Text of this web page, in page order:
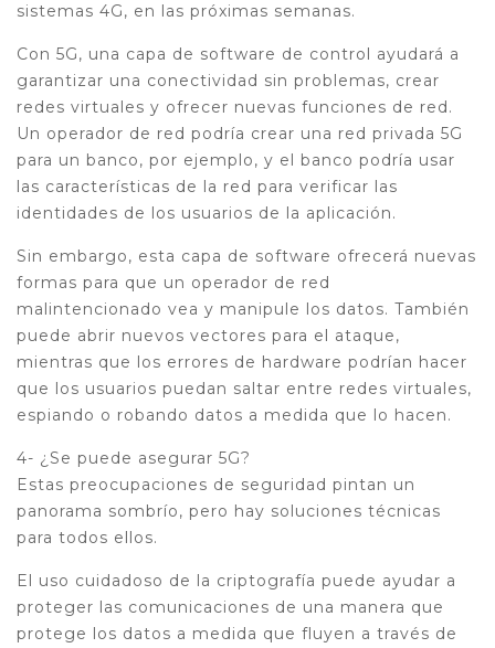
sistemas 4G, en las próximas semanas.
Con 5G, una capa de software de control ayudará a
garantizar una conectividad sin problemas, crear
redes virtuales y ofrecer nuevas funciones de red.
Un operador de red podría crear una red privada 5G
para un banco, por ejemplo, y el banco podría usar
las características de la red para verificar las
identidades de los usuarios de la aplicación.
Sin embargo, esta capa de software ofrecerá nuevas
formas para que un operador de red
malintencionado vea y manipule los datos. También
puede abrir nuevos vectores para el ataque,
mientras que los errores de hardware podrían hacer
que los usuarios puedan saltar entre redes virtuales,
espiando o robando datos a medida que lo hacen.
4- ¿Se puede asegurar 5G?
Estas preocupaciones de seguridad pintan un
panorama sombrío, pero hay soluciones técnicas
para todos ellos.
El uso cuidadoso de la criptografía puede ayudar a
proteger las comunicaciones de una manera que
protege los datos a medida que fluyen a través de